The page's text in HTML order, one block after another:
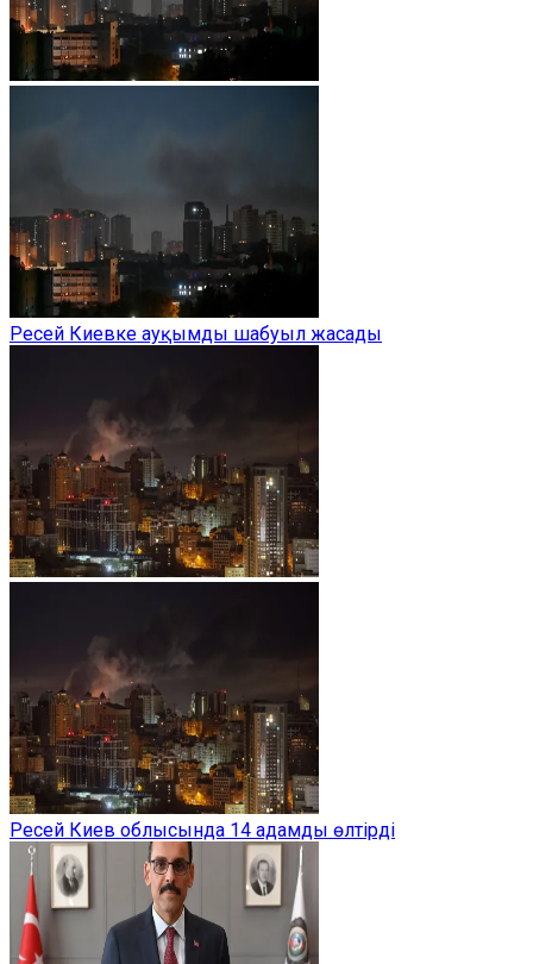
Ресей Киевке ауқымды шабуыл жасады
Ресей Киев облысында 14 адамды өлтірді